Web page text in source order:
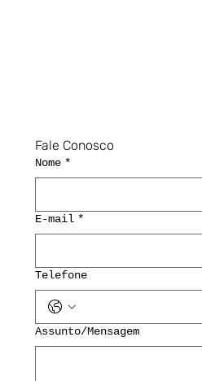
Fale Conosco
Nome *
E-mail *
Telefone
Assunto/Mensagem